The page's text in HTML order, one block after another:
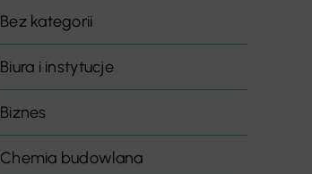
Bez kategorii
Biura i instytucje
Biznes
Chemia budowlana